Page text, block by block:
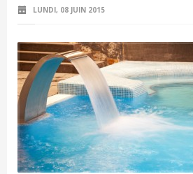
LUNDI, 08 JUIN 2015